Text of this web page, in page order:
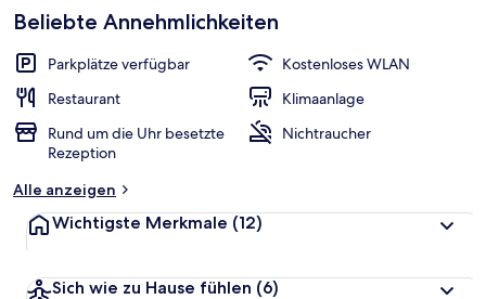
beliebt
b
w
e
Beliebte Annehmlichkeiten
Parkplätze verfügbar
Kostenloses WLAN
Restaurant
Klimaanlage
Rund um die Uhr besetzte
Rezeption
Nichtraucher
Alle anzeigen
Wichtigste Merkmale (12)
Sich wie zu Hause fühlen (6)